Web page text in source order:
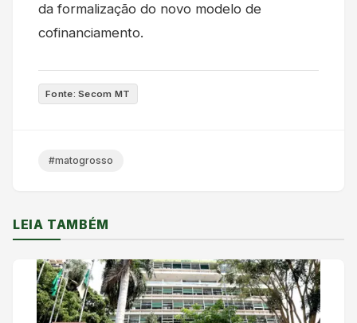
da formalização do novo modelo de
cofinanciamento.
Fonte: Secom MT
#matogrosso
LEIA TAMBÉM